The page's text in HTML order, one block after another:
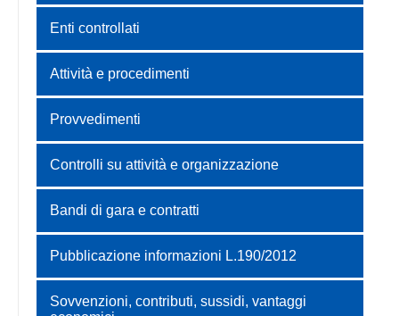
Enti controllati
Attività e procedimenti
Provvedimenti
Controlli su attività e organizzazione
Bandi di gara e contratti
Pubblicazione informazioni L.190/2012
Sovvenzioni, contributi, sussidi, vantaggi